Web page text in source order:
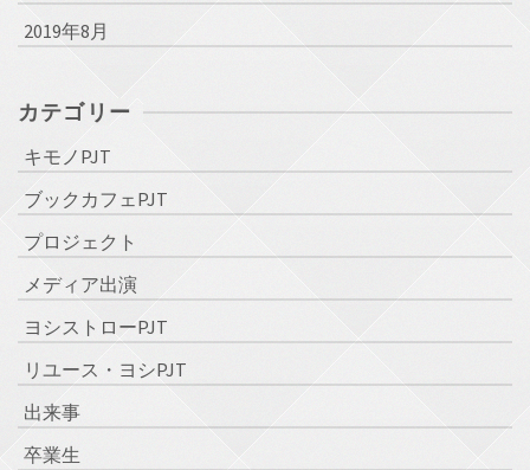
2019年8月
カテゴリー
キモノPJT
ブックカフェPJT
プロジェクト
メディア出演
ヨシストローPJT
リユース・ヨシPJT
出来事
卒業生